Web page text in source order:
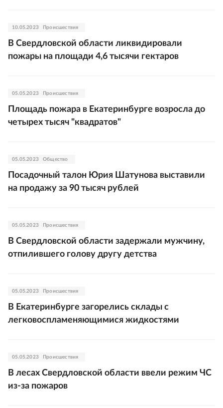
10.05.2023 Происшествия
В Свердловской области ликвидировали
пожары на площади 4,6 тысячи гектаров
05.05.2023 Происшествия
Площадь пожара в Екатеринбурге возросла до
четырех тысяч "квадратов"
05.05.2023 Общество
Посадочный талон Юрия Шатунова выставили
на продажу за 90 тысяч рублей
05.05.2023 Происшествия
В Свердловской области задержали мужчину,
отпилившего голову другу детства
05.05.2023 Происшествия
В Екатеринбурге загорелись склады с
легковоспламеняющимися жидкостями
05.05.2023 Происшествия
В лесах Свердловской области ввели режим ЧС
из-за пожаров